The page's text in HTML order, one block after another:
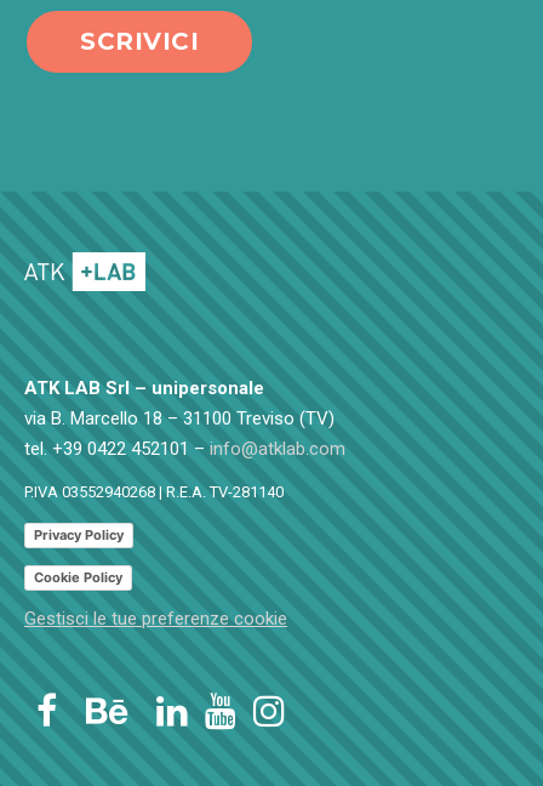
SCRIVICI
ATK LAB Srl – unipersonale
via B. Marcello 18 – 31100 Treviso (TV)
tel. +39 0422 452101 – info@atklab.com
P.IVA 03552940268 | R.E.A. TV-281140
Privacy Policy
Cookie Policy
Gestisci le tue preferenze cookie